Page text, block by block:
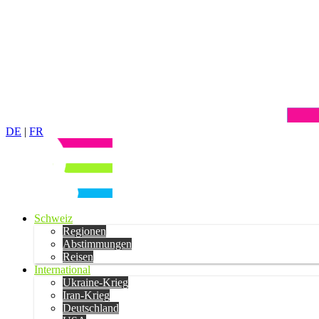
DE | FR
Schweiz
Regionen
Abstimmungen
Reisen
International
Ukraine-Krieg
Iran-Krieg
Deutschland